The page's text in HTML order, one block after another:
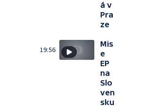
á v
Pra
ze
19:56
Mis
e
EP
na
Slo
ven
sku